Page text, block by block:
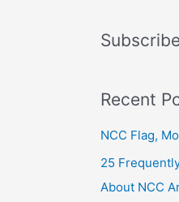
Recent
NCC Flag,
25
About NCC